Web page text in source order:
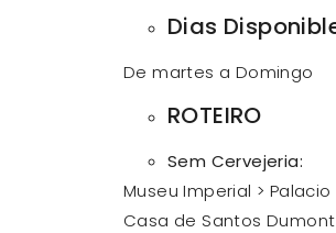
Dias
De martes a Domingo
ROTEIRO
Sem Cervejeria:
Museu Imperial >
Casa de Santos